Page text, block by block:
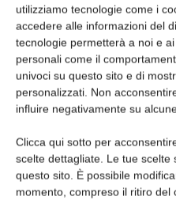
utilizziamo tecnologie come i
accedere alle informazioni del
tecnologie permetterà a noi e
personali come il
univoci su questo sito e di
personalizzati. Non
influire negativamente su
Clicca qui sotto per
scelte dettagliate. Le tue
questo sito. È possibile
momento, compreso il ritiro del
Edicola web
Abbonati